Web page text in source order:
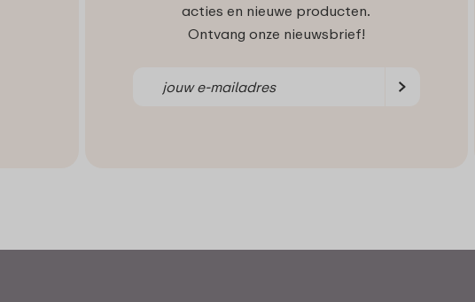
acties en nieuwe producten.
Ontvang onze nieuwsbrief!